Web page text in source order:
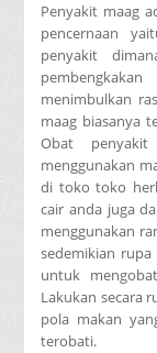
Penyakit maag
pencernaan
penyakit
menimbulkan
maag biasanya
Obat
menggunakan
di toko toko
cair anda juga
menggunakan
sedemikian
untuk
Lakukan secara
pola makan
terobati.